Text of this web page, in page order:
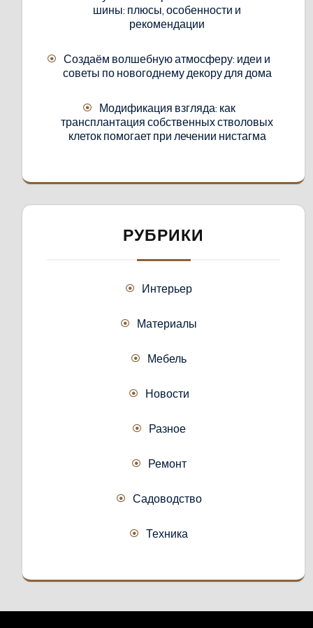
шины: плюсы, особенности и
рекомендации
Создаём волшебную атмосферу: идеи и
советы по новогоднему декору для дома
Модификация взгляда: как
трансплантация собственных стволовых
клеток помогает при лечении нистагма
РУБРИКИ
Интерьер
Материалы
Мебель
Новости
Разное
Ремонт
Садоводство
Техника